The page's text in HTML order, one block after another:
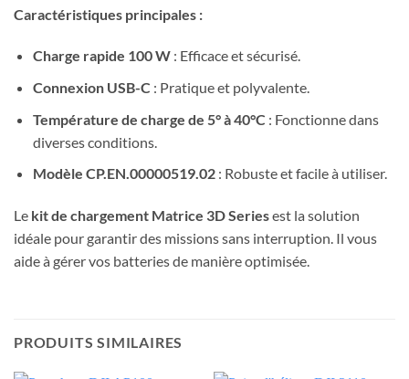
Caractéristiques principales :
Charge rapide 100 W: Efficace et sécurisé.
Connexion USB-C : Pratique et polyvalente.
Température de charge de 5° à 40°C : Fonctionne dans
diverses conditions.
Modèle CP.EN.00000519.02: Robuste et facile à utiliser.
Le kit de chargement Matrice 3D Seriesest la solution
idéale pour garantir des missions sans interruption. Il vous
aide à gérer vos batteries de manière optimisée.
PRODUITS SIMILAIRES